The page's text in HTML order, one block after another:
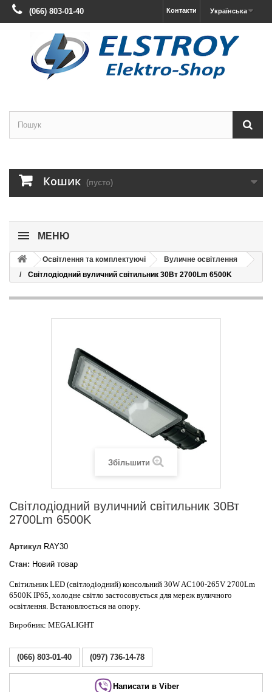
Українська
Контакти
(066) 803-01-40
Кошик (пусто)
МЕНЮ
Освітлення та комплектуючі
Вуличне освітлення
Світлодіодний вуличний світильник 30Вт 2700Lm 6500K
Збільшити
Світлодіодний вуличний світильник 30Вт
2700Lm 6500K
Артикул RAY30
Стан: Новий товар
Світильник LED (світлодіодний) консольний 30W AC100-265V 2700Lm
6500K IP65, холодне світло застосовується для мереж вуличного
освітлення. Встановлюється на опору.
Виробник: MEGALIGHT
(066) 803-01-40 (097) 736-14-78
Написати в Viber